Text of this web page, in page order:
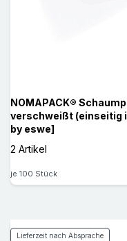
NOMAPACK®
verschweißt (einseitig
by eswe]
2 Artikel
je 100 Stück
Lieferzeit nach Absprache